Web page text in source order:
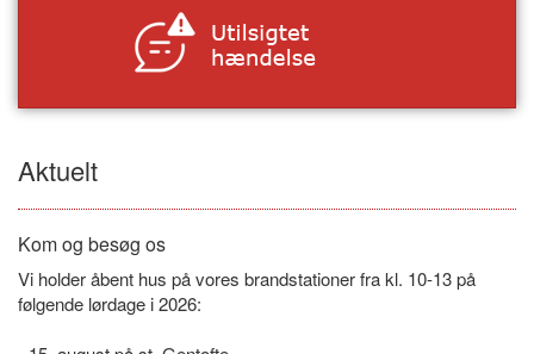
Aktuelt
Kom og besøg os
Vi holder åbent hus på vores brandstationer fra kl. 10-13 på
følgende lørdage i 2026: